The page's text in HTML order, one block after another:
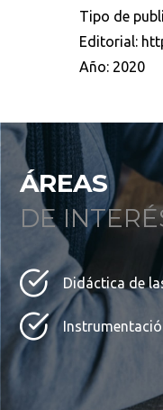
Tipo de
Editorial:
Año: 2020
ÁREAS
DE
Didáctica de